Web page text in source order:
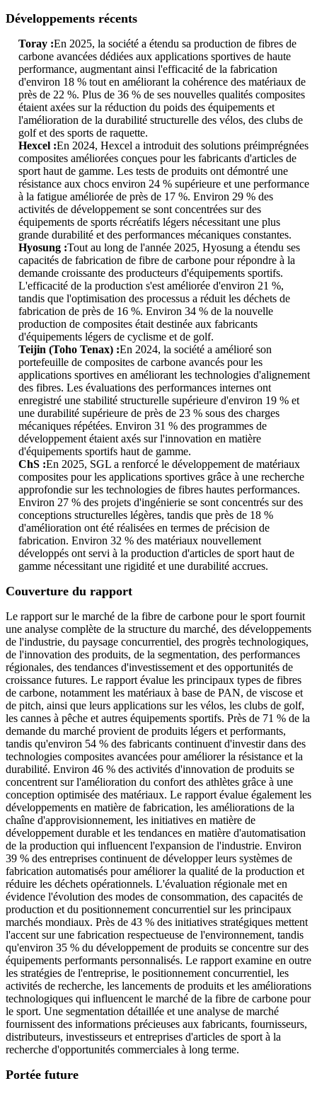
Développements récents
Toray :En 2025, la société a étendu sa production de fibres de
carbone avancées dédiées aux applications sportives de haute
performance, augmentant ainsi l'efficacité de la fabrication
d'environ 18 % tout en améliorant la cohérence des matériaux de
près de 22 %. Plus de 36 % de ses nouvelles qualités composites
étaient axées sur la réduction du poids des équipements et
l'amélioration de la durabilité structurelle des vélos, des clubs de
golf et des sports de raquette.
Hexcel :En 2024, Hexcel a introduit des solutions préimprégnées
composites améliorées conçues pour les fabricants d'articles de
sport haut de gamme. Les tests de produits ont démontré une
résistance aux chocs environ 24 % supérieure et une performance
à la fatigue améliorée de près de 17 %. Environ 29 % des
activités de développement se sont concentrées sur des
équipements de sports récréatifs légers nécessitant une plus
grande durabilité et des performances mécaniques constantes.
Hyosung :Tout au long de l'année 2025, Hyosung a étendu ses
capacités de fabrication de fibre de carbone pour répondre à la
demande croissante des producteurs d'équipements sportifs.
L'efficacité de la production s'est améliorée d'environ 21 %,
tandis que l'optimisation des processus a réduit les déchets de
fabrication de près de 16 %. Environ 34 % de la nouvelle
production de composites était destinée aux fabricants
d'équipements légers de cyclisme et de golf.
Teijin (Toho Tenax) :En 2024, la société a amélioré son
portefeuille de composites de carbone avancés pour les
applications sportives en améliorant les technologies d'alignement
des fibres. Les évaluations des performances internes ont
enregistré une stabilité structurelle supérieure d'environ 19 % et
une durabilité supérieure de près de 23 % sous des charges
mécaniques répétées. Environ 31 % des programmes de
développement étaient axés sur l'innovation en matière
d'équipements sportifs haut de gamme.
ChS :En 2025, SGL a renforcé le développement de matériaux
composites pour les applications sportives grâce à une recherche
approfondie sur les technologies de fibres hautes performances.
Environ 27 % des projets d'ingénierie se sont concentrés sur des
conceptions structurelles légères, tandis que près de 18 %
d'amélioration ont été réalisées en termes de précision de
fabrication. Environ 32 % des matériaux nouvellement
développés ont servi à la production d'articles de sport haut de
gamme nécessitant une rigidité et une durabilité accrues.
Couverture du rapport
Le rapport sur le marché de la fibre de carbone pour le sport fournit
une analyse complète de la structure du marché, des développements
de l'industrie, du paysage concurrentiel, des progrès technologiques,
de l'innovation des produits, de la segmentation, des performances
régionales, des tendances d'investissement et des opportunités de
croissance futures. Le rapport évalue les principaux types de fibres
de carbone, notamment les matériaux à base de PAN, de viscose et
de pitch, ainsi que leurs applications sur les vélos, les clubs de golf,
les cannes à pêche et autres équipements sportifs. Près de 71 % de la
demande du marché provient de produits légers et performants,
tandis qu'environ 54 % des fabricants continuent d'investir dans des
technologies composites avancées pour améliorer la résistance et la
durabilité. Environ 46 % des activités d'innovation de produits se
concentrent sur l'amélioration du confort des athlètes grâce à une
conception optimisée des matériaux. Le rapport évalue également les
développements en matière de fabrication, les améliorations de la
chaîne d'approvisionnement, les initiatives en matière de
développement durable et les tendances en matière d'automatisation
de la production qui influencent l'expansion de l'industrie. Environ
39 % des entreprises continuent de développer leurs systèmes de
fabrication automatisés pour améliorer la qualité de la production et
réduire les déchets opérationnels. L'évaluation régionale met en
évidence l'évolution des modes de consommation, des capacités de
production et du positionnement concurrentiel sur les principaux
marchés mondiaux. Près de 43 % des initiatives stratégiques mettent
l'accent sur une fabrication respectueuse de l'environnement, tandis
qu'environ 35 % du développement de produits se concentre sur des
équipements performants personnalisés. Le rapport examine en outre
les stratégies de l'entreprise, le positionnement concurrentiel, les
activités de recherche, les lancements de produits et les améliorations
technologiques qui influencent le marché de la fibre de carbone pour
le sport. Une segmentation détaillée et une analyse de marché
fournissent des informations précieuses aux fabricants, fournisseurs,
distributeurs, investisseurs et entreprises d'articles de sport à la
recherche d'opportunités commerciales à long terme.
Portée future